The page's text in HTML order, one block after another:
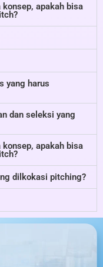
apakah bisa
yang harus
dan seleksi yang
apakah bisa
dilkokasi pitching?